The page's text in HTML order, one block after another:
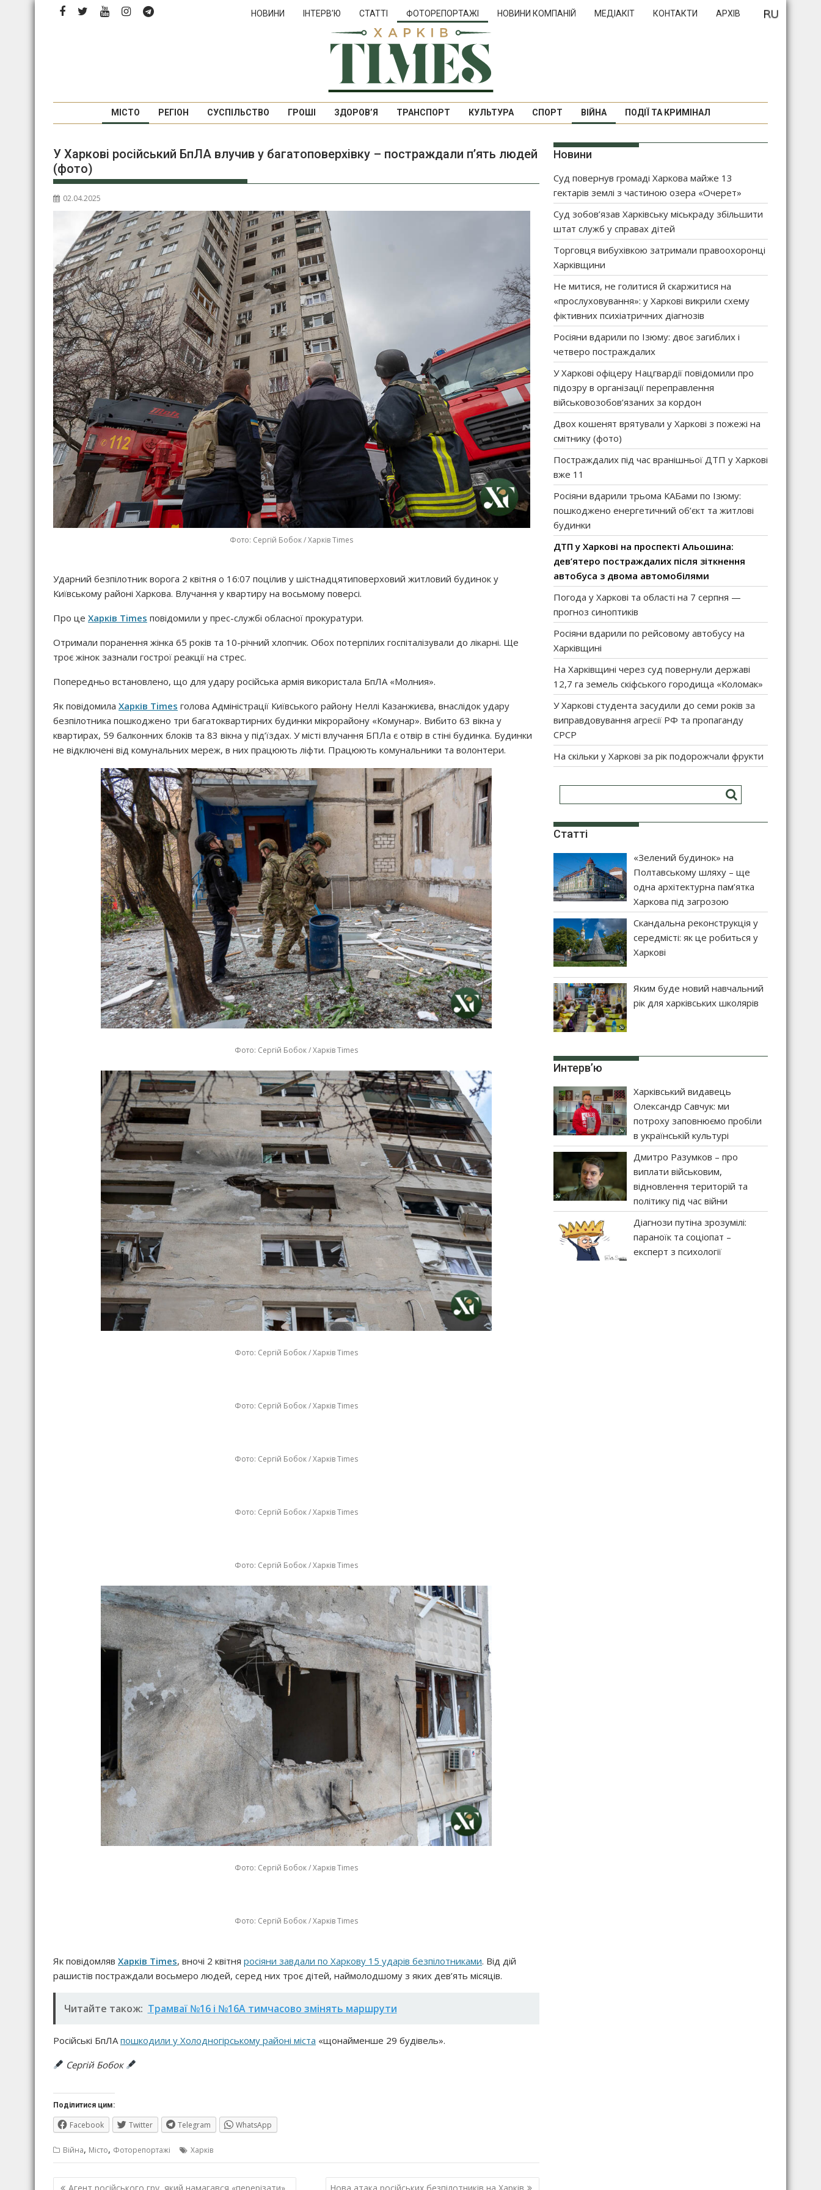
Перейти
НОВИНИ ІНТЕРВ’Ю СТАТТІ ФОТОРЕПОРТАЖІ НОВИНИ КОМПАНІЙ МЕДІАКІТ КОНТАКТИ АРХІВ
МІСТО РЕГІОН СУСПІЛЬСТВО ГРОШІ ЗДОРОВ’Я ТРАНСПОРТ КУЛЬТУРА СПОРТ ВІЙНА ПОДІЇ ТА КРИМІНАЛ
У Харкові російський БпЛА влучив у багатоповерхівку – постраждали пʼять людей
(фото)
02.04.2025
Фото: Сергій Бобок / Харків Times
Ударний безпілотник ворога 2 квітня о 16:07 поцілив у шістнадцятиповерховий житловий будинок у
Київському районі Харкова. Влучання у квартиру на восьмому поверсі.
Про це Харків Times повідомили у прес-службі обласної прокуратури.
Отримали поранення жінка 65 років та 10-річний хлопчик. Обох потерпілих госпіталізували до лікарні. Ще
троє жінок зазнали гострої реакції на стрес.
Попередньо встановлено, що для удару російська армія використала БпЛА «Молния».
Як повідомила Харків Times голова Адміністрації Київського району Неллі Казанжиєва, внаслідок удару
безпілотника пошкоджено три багатоквартирних будинки мікрорайону «Комунар». Вибито 63 вікна у
квартирах, 59 балконних блоків та 83 вікна у під’їздах. У місті влучання БПЛа є отвір в стіні будинка. Будинки
не відключені від комунальних мереж, в них працюють ліфти. Працюють комунальники та волонтери.
Фото: Сергій Бобок / Харків Times
Фото: Сергій Бобок / Харків Times
Фото: Сергій Бобок / Харків Times
Фото: Сергій Бобок / Харків Times
Фото: Сергій Бобок / Харків Times
Фото: Сергій Бобок / Харків Times
Фото: Сергій Бобок / Харків Times
Фото: Сергій Бобок / Харків Times
Як повідомляв Харків Times, вночі 2 квітня росіяни завдали по Харкову 15 ударів безпілотниками. Від дій
рашистів постраждали восьмеро людей, серед них троє дітей, наймолодшому з яких дев’ять місяців.
Читайте також: Трамваї №16 і №16А тимчасово змінять маршрути
Російські БпЛА пошкодили у Холодногірському районі міста «щонайменше 29 будівель».
Сергій Бобок
Поділитися цим:
Facebook Twitter Telegram WhatsApp
Війна, Місто, Фоторепортажі Харків
Навігація
Агент російського гру, який намагався «перерізати» Нова атака російських безпілотників на Харків
Новини
Суд повернув громаді Харкова майже 13
гектарів землі з частиною озера «Очерет»
Суд зобов’язав Харківську міськраду збільшити
штат служб у справах дітей
Торговця вибухівкою затримали правоохоронці
Харківщини
Не митися, не голитися й скаржитися на
«прослуховування»: у Харкові викрили схему
фіктивних психіатричних діагнозів
Росіяни вдарили по Ізюму: двоє загиблих і
четверо постраждалих
У Харкові офіцеру Нацгвардії повідомили про
підозру в організації переправлення
військовозобов’язаних за кордон
Двох кошенят врятували у Харкові з пожежі на
смітнику (фото)
Постраждалих під час вранішньої ДТП у Харкові
вже 11
Росіяни вдарили трьома КАБами по Ізюму:
пошкоджено енергетичний об’єкт та житлові
будинки
ДТП у Харкові на проспекті Альошина:
дев’ятеро постраждалих після зіткнення
автобуса з двома автомобілями
Погода у Харкові та області на 7 серпня —
прогноз синоптиків
Росіяни вдарили по рейсовому автобусу на
Харківщині
На Харківщині через суд повернули державі
12,7 га земель скіфського городища «Коломак»
У Харкові студента засудили до семи років за
виправдовування агресії РФ та пропаганду
СРСР
На скільки у Харкові за рік подорожчали фрукти
Статті
«Зелений будинок» на
Полтавському шляху – ще
одна архітектурна пам’ятка
Харкова під загрозою
Скандальна реконструкція у
середмісті: як це робиться у
Харкові
Яким буде новий навчальний
рік для харківських школярів
Интерв’ю
Харківський видавець
Олександр Савчук: ми
потроху заповнюємо пробіли
в українській культурі
Дмитро Разумков – про
виплати військовим,
відновлення територій та
політику під час війни
Діагнози путіна зрозумілі:
параноїк та соціопат –
експерт з психології